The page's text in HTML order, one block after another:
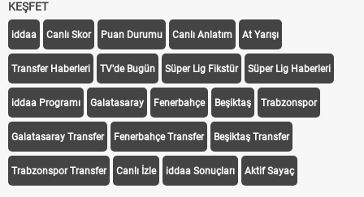
KEŞFET
iddaa Canlı Skor Puan Durumu Canlı Anlatım At Yarışı
Transfer Haberleri TV'de Bugün Süper Lig Fikstür Süper Lig Haberleri
iddaa Programı Galatasaray Fenerbahçe Beşiktaş Trabzonspor
Galatasaray Transfer Fenerbahçe Transfer Beşiktaş Transfer